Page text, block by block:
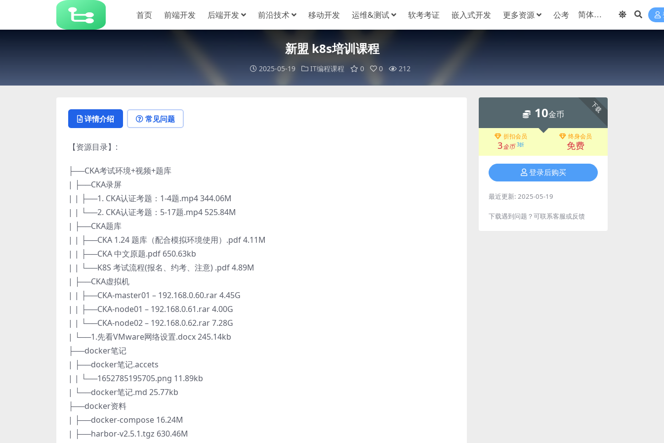
首页 前端开发 后端开发 前沿技术 移动开发 运维&测试 软考考证 嵌入式开发 更多资源 公考
新盟 k8s培训课程
2025-05-19 IT编程课程 0 0 212
详情介绍 常见问题
【资源目录】:
├──CKA考试环境+视频+题库
| ├──CKA录屏
| | ├──1. CKA认证考题：1-4题.mp4 344.06M
| | └──2. CKA认证考题：5-17题.mp4 525.84M
| ├──CKA题库
| | ├──CKA 1.24 题库（配合模拟环境使用）.pdf 4.11M
| | ├──CKA 中文原题.pdf 650.63kb
| | └──K8S 考试流程(报名、约考、注意) .pdf 4.89M
| ├──CKA虚拟机
| | ├──CKA-master01 – 192.168.0.60.rar 4.45G
| | ├──CKA-node01 – 192.168.0.61.rar 4.00G
| | └──CKA-node02 – 192.168.0.62.rar 7.28G
| └──1.先看VMware网络设置.docx 245.14kb
├──docker笔记
| ├──docker笔记.accets
| | └──1652785195705.png 11.89kb
| └──docker笔记.md 25.77kb
├──docker资料
| ├──docker-compose 16.24M
| ├──harbor-v2.5.1.tgz 630.46M
下载
10金币
折扣会员
3金币 3折
终身会员
免费
登录后购买
最近更新: 2025-05-19
下载遇到问题？可联系客服或反馈